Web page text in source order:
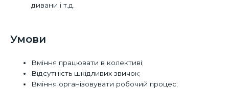
дивани і т.д.
Умови
Вміння працювати в колективі;
Відсутність шкідливих звичок;
Вміння організовувати робочий процес;